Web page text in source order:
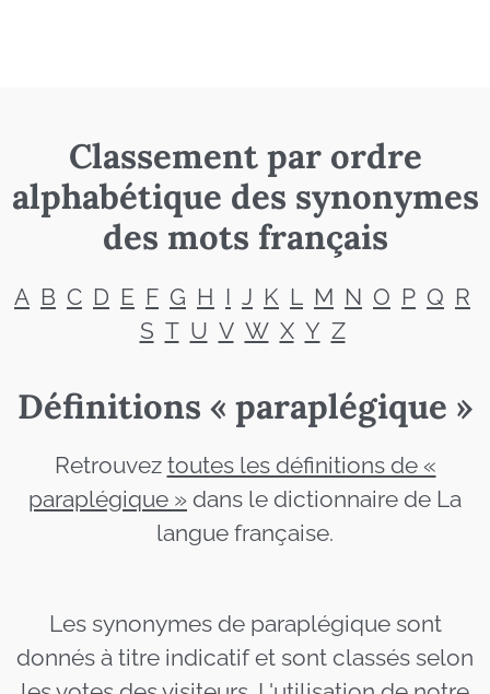
Classement par ordre
alphabétique des synonymes
des mots français
A B C D E F G H I J K L M N O P Q R
S T U V W X Y Z
Définitions « paraplégique »
Retrouvez toutes les définitions de «
paraplégique » dans le dictionnaire de La
langue française.
Les synonymes de paraplégique sont
donnés à titre indicatif et sont classés selon